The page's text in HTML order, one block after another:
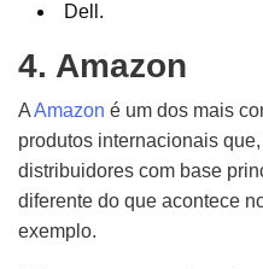
Dell.
4. Amazon
AAmazon é um dos mais
produtos internacionais
distribuidores com base
diferente do que acontece
exemplo.